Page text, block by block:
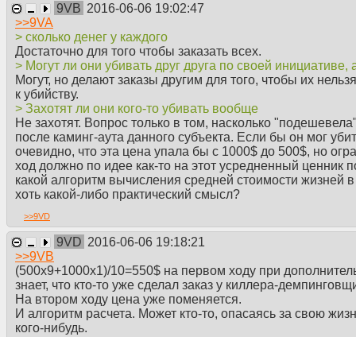
9VB 2016-06-06 19:02:47
>>9VA
> сколько денег у каждого
Достаточно для того чтобы заказать всех.
> Могут ли они убивать друг друга по своей инициативе,
Могут, но делают заказы другим для того, чтобы их
к убийству.
> Захотят ли они кого-то убивать вообще
Не захотят. Вопрос только в том, насколько
после каминг-аута данного субъекта. Если бы он мог
очевидно, что эта цена упала бы с 1000$ до 500$, но
ход должно по идее как-то на этот усредненный ценник
какой алгоритм вычисления средней стоимости жизней в
хоть какой-либо практический смысл?
>>9VD
9VD 2016-06-06 19:18:21
>>9VB
(500х9+1000х1)/10=550$ на первом ходу при
знает, что кто-то уже сделал заказ у киллера-
На втором ходу цена уже поменяется.
И алгоритм расчета. Может кто-то, опасаясь за свою
кого-нибудь.